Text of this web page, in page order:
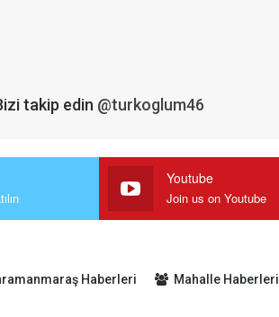
takip edin @turkoglum46
Youtube
Join us on Youtube
Haberleri Mahalle Haberleri